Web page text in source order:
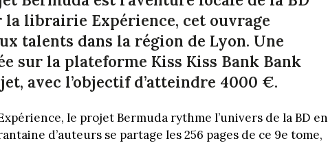
la librairie Expérience, cet ouvrage
talents dans la région de Lyon. Une
sur la plateforme Kiss Kiss Bank Bank
avec l’objectif d’atteindre 4000 €.
le projet Bermuda rythme l’univers de la BD en
d’auteurs se partage les 256 pages de ce 9e tome,